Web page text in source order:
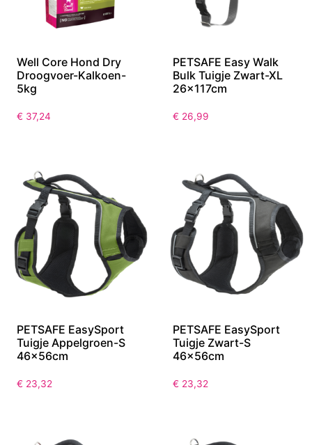
Well Core Hond Dry
Droogvoer-Kalkoen-
5kg
€ 37,24
PETSAFE Easy Walk
Bulk Tuigje Zwart-XL
26x117cm
€ 26,99
PETSAFE EasySport
Tuigje Appelgroen-S
46x56cm
€ 23,32
PETSAFE EasySport
Tuigje Zwart-S
46x56cm
€ 23,32